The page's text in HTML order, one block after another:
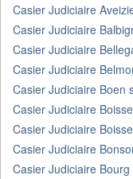
Casier Judiciaire
Casier Judiciaire
Casier Judiciaire
Casier Judiciaire
Casier Judiciaire Boen
Casier Judiciaire
Casier Judiciaire
Casier Judiciaire
Casier Judiciaire